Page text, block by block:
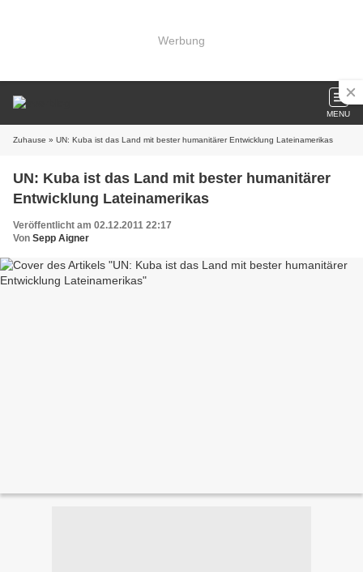
Werbung
MENU
Zuhause » UN: Kuba ist das Land mit bester humanitärer Entwicklung Lateinamerikas
UN: Kuba ist das Land mit bester humanitärer
Entwicklung Lateinamerikas
Veröffentlicht am 02.12.2011 22:17
Von Sepp Aigner